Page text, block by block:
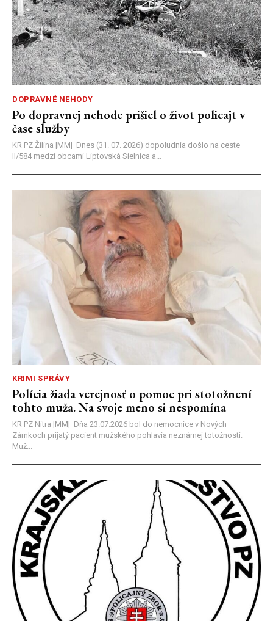
DOPRAVNÉ NEHODY
Po dopravnej nehode prišiel o život policajt v
čase služby
KR PZ Žilina |MM| Dnes (31. 07. 2026) dopoludnia došlo na ceste
II/584 medzi obcami Liptovská Sielnica a...
KRIMI SPRÁVY
Polícia žiada verejnosť o pomoc pri stotožnení
tohto muža. Na svoje meno si nespomína
KR PZ Nitra |MM| Dňa 23.07.2026 bol do nemocnice v Nových
Zámkoch prijatý pacient mužského pohlavia neznámej totožnosti.
Muž...